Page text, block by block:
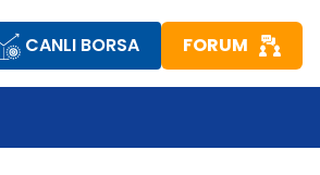
CANLI BORSA FORUM